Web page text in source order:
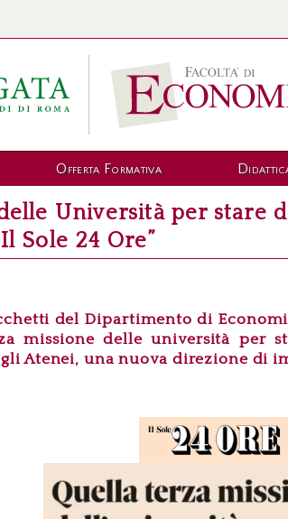
Offerta Formativa
Università per stare
Sole 24 Ore”
del Dipartimento di
missione delle università per
Atenei, una nuova direzione di